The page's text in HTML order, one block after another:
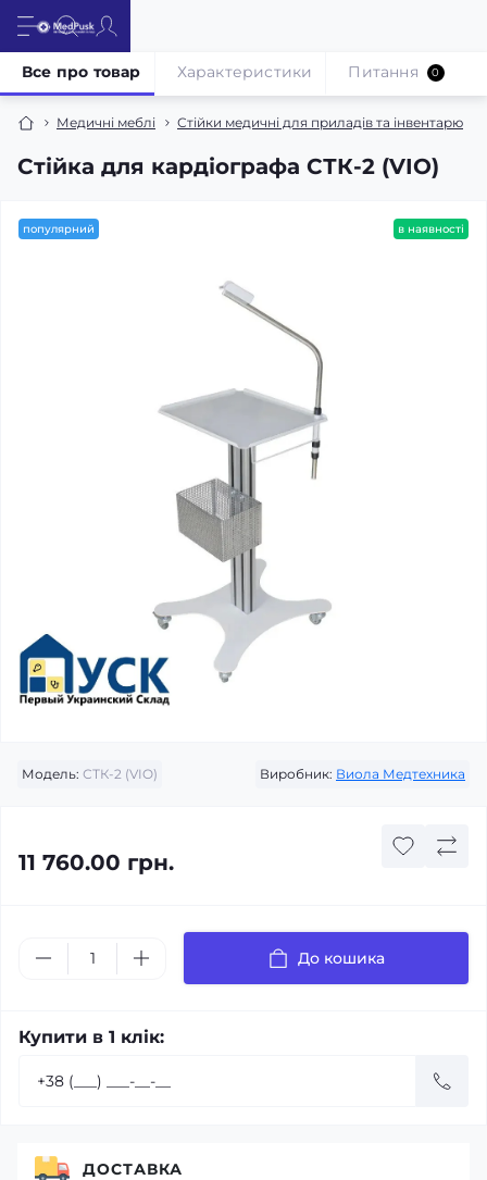
Медичні меблі Стійки медичні для приладів та інвентарю
Стійка для кардіографа СТК-2 (VIO)
Все про товар Характеристики Питання 0
популярний в наявності
Модель: СТК-2 (VIO) Виробник: Виола Медтехника
11 760.00 грн.
До кошика
Купити в 1 клік:
ДОСТАВКА